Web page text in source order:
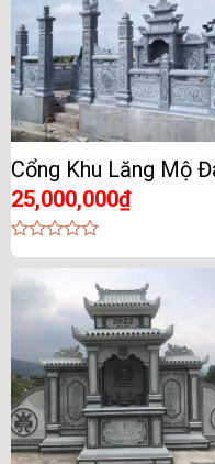
Cổng Khu Lăng Mộ
25,000,000₫
0
of